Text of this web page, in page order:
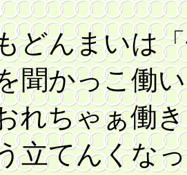
んまいは「
聞かっこ働
れちゃぁ働
立てんくな